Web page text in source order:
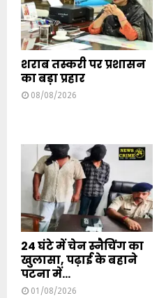
शराब तस्करी पर प्रशासन
का बड़ा प्रहार
08/08/2026
24 घंटे में चेन स्नैचिंग का
खुलासा, पढ़ाई के बहाने
पटना में...
01/08/2026